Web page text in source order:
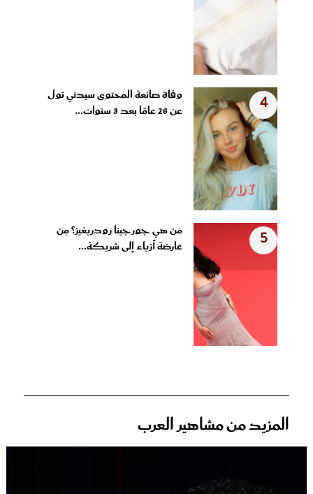
4
وفاة صانعة المحتوى سيدني تول
عن 26 عامًا بعد 3 سنوات...
5
مَن هي جورجينا رودريغيز؟ مِن
عارضة أزياء إلى شريكة...
المزيد من مشاهير العرب